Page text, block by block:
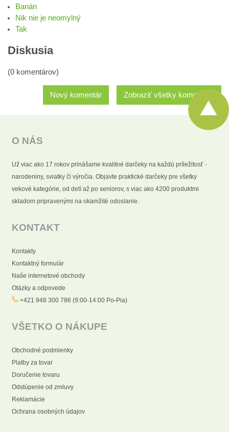
Banán
Nik nie je neomylný
Tak
Diskusia
(0 komentárov)
Zobraziť všetky komentáre
Nový komentár
O NÁS
Už viac ako 17 rokov prinášame kvalitné darčeky na každú príležitosť -
narodeniny, sviatky či výročia. Objavte praktické darčeky pre všetky
vekové kategórie, od detí až po seniorov, s viac ako 4200 produktmi
skladom pripravenými na okamžité odoslanie.
KONTAKT
Kontakty
Kontaktný formulár
Naše internetové obchody
Otázky a odpovede
+421 948 300 786 (9:00-14:00 Po-Pia)
VŠETKO O NÁKUPE
Obchodné podmienky
Platby za tovar
Doručenie tovaru
Odstúpenie od zmluvy
Reklamácie
Ochrana osobných údajov